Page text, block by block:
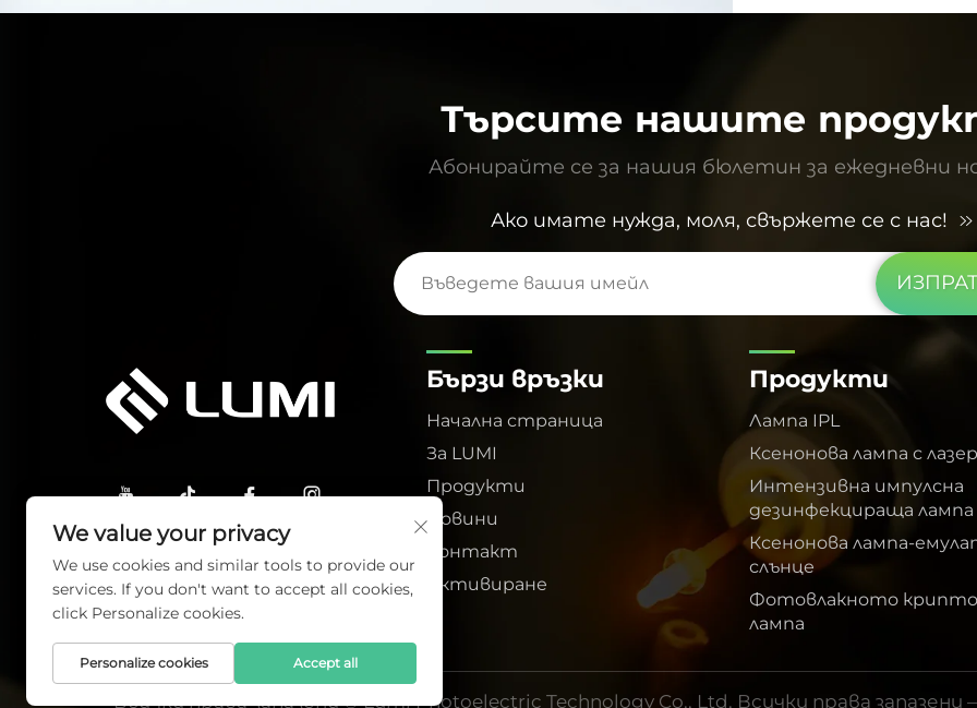
Търсите нашите
Абонирайте се за нашия бюлетин за ежедневни
Ако имате нужда, моля, свържете се с нас!
Бързи връзки
Начална страница
За LUMI
Продукти
Новини
Контакт
Активиране
Продукти
Лампа IPL
Ксенонова лампа с лазер
Интензивна импулсна
дезинфекцираща лампа
Ксенонова лампа-
слънце
Фотовлакното
лампа
Всички права запазени © Lumi Photoelectric Technology Co., Ltd. Всички права запазени
We value your privacy
We use cookies and similar tools to provide our
services. If you don't want to accept all cookies,
click Personalize cookies.
Personalize cookies Accept all